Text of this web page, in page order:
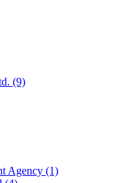
(9)
Agency (1)